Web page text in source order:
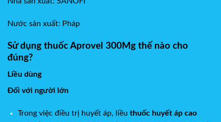
Nước sản xuất: Pháp
Sử dụng thuốc Aprovel 300Mg thế nào cho
đúng?
Liều dùng
Đối với người lớn
Trong việc điều trị huyết áp, liều thuốc huyết áp cao